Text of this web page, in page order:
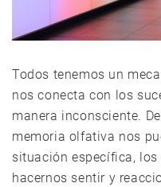
Todos tenemos un
nos conecta con los
manera inconsciente.
memoria olfativa nos
situación específica,
hacernos sentir y